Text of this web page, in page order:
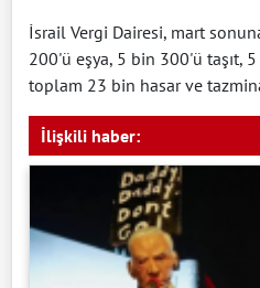
İsrail Vergi Dairesi, mart
200'ü eşya, 5 bin 300'ü taşıt,
toplam 23 bin hasar ve
İlişkili haber: